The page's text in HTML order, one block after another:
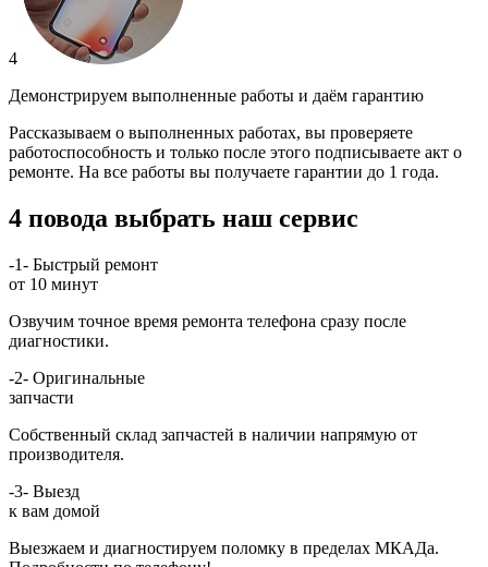
4
Демонстрируем выполненные работы и даём гарантию
Рассказываем о выполненных работах, вы проверяете
работоспособность и только после этого подписываете акт о
ремонте. На все работы вы получаете гарантии до 1 года.
4 повода выбрать наш сервис
-1- Быстрый ремонт
от 10 минут
Озвучим точное время ремонта телефона сразу после
диагностики.
-2- Оригинальные
запчасти
Собственный склад запчастей в наличии напрямую от
производителя.
-3- Выезд
к вам домой
Выезжаем и диагностируем поломку в пределах МКАДа.